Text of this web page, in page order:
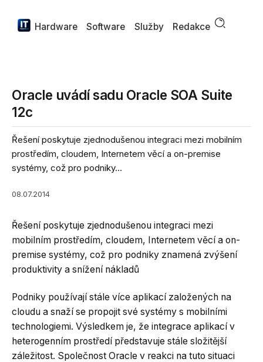
Hardware Software Služby Redakce
Oracle uvádí sadu Oracle SOA Suite
12c
Řešení poskytuje zjednodušenou integraci mezi mobilním
prostředím, cloudem, Internetem věcí a on-premise
systémy, což pro podniky...
08.07.2014
Řešení poskytuje zjednodušenou integraci mezi
mobilním prostředím, cloudem, Internetem věcí a on-
premise systémy, což pro podniky znamená zvýšení
produktivity a snížení nákladů
Podniky používají stále více aplikací založených na
cloudu a snaží se propojit své systémy s mobilními
technologiemi. Výsledkem je, že integrace aplikací v
heterogenním prostředí představuje stále složitější
záležitost. Společnost Oracle v reakci na tuto situaci